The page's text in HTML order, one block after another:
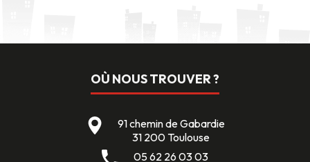
OÙ NOUS TROUVER ?
91 chemin de Gabardie
31 200 Toulouse
05 62 26 03 03